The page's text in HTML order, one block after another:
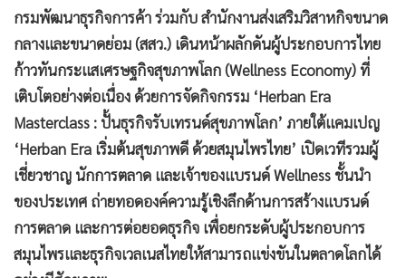
• Special Scoop
• เศรษฐกิจ-ธุรกิจ
• จีน
• ชุมชน-คุณภาพชีวิต
• อาชญากรรม
Motoring
• เกม
• วิทยาศาสตร์
• SMEs
หุ้น